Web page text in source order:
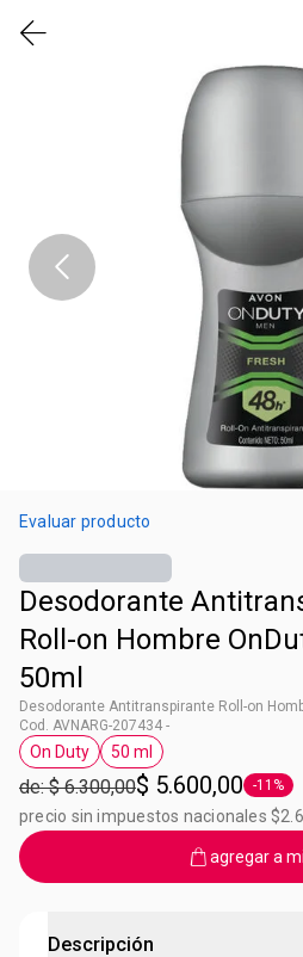
Evaluar producto
Desodorante
Roll-on Hombre
50ml
Desodorante Antitranspirante Roll-on
Cod. AVNARG-207434 -
Etiqueta On Duty
On Duty
Etiqueta 50 ml
50 ml
de: $ 6.300,00$ 5.600,00 Etiqueta
-11%
precio sin impuestos nacionales
agregar a
Descripción